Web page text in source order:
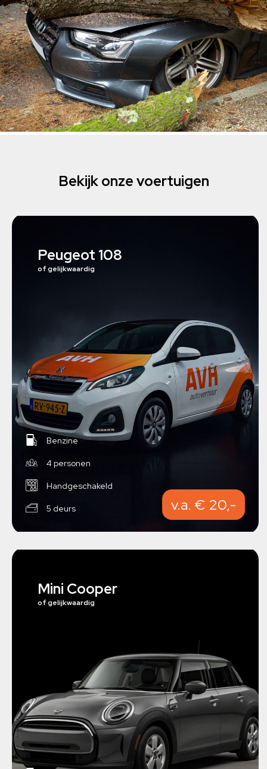
Bekijk onze voertuigen
Peugeot 108
of gelijkwaardig
Benzine
4 personen
Handgeschakeld
5 deurs v.a. € 20,-
Mini Cooper
of gelijkwaardig